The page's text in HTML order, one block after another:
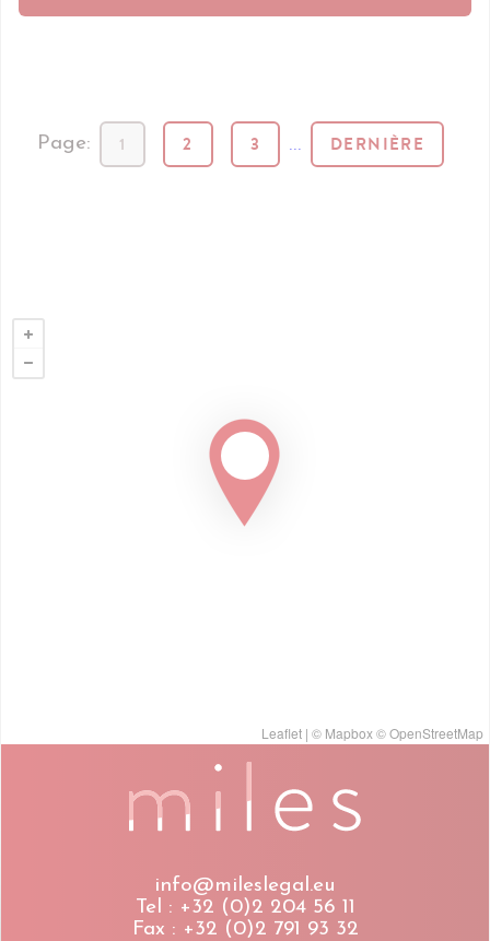
Page: 1 2 3 ... DERNIÈRE
Leaflet | © Mapbox©OpenStreetMap
info@mileslegal.eu
Tel : +32 (0)2 204 56 11
Fax : +32 (0)2 791 93 32